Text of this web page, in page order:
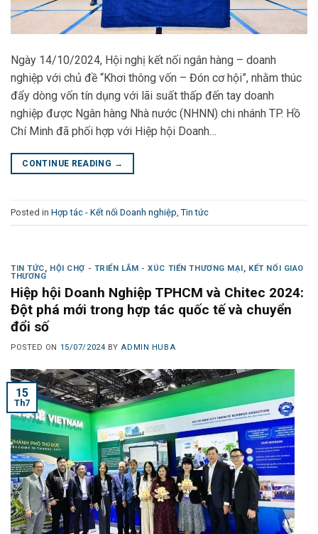
Ngày 14/10/2024, Hội nghị kết nối ngân hàng – doanh
nghiệp với chủ đề “Khơi thông vốn – Đón cơ hội”, nhằm thúc
đẩy dòng vốn tín dụng với lãi suất thấp đến tay doanh
nghiệp được Ngân hàng Nhà nước (NHNN) chi nhánh TP. Hồ
Chí Minh đã phối hợp với Hiệp hội Doanh…
CONTINUE READING →
Posted in Hợp tác - Kết nối Doanh nghiệp Tin tức
TIN TỨC, HỘI CHỢ - TRIỂN LÃM - XÚC TIẾN THƯƠNG MẠI , KẾT NỐI GIAO
THƯƠNG
Hiệp hội Doanh Nghiệp TPHCM và Chitec 2024:
Đột phá mới trong hợp tác quốc tế và chuyển
đổi số
POSTED ON 15/07/2024 BY ADMIN HUBA
15
Th7